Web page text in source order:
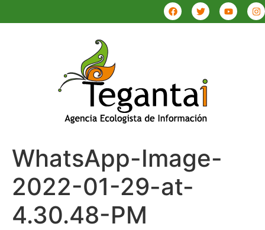
WhatsApp-Image-
2022-01-29-at-
4.30.48-PM